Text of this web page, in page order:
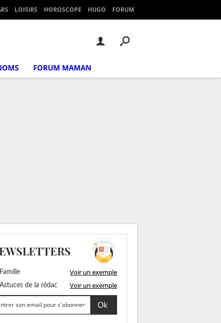
LOISIRS HOROSCOPE HUGO FORUM
FORUM MAMAN
Famille Voir un exemple
Astuces de la rédac Voir un exemple